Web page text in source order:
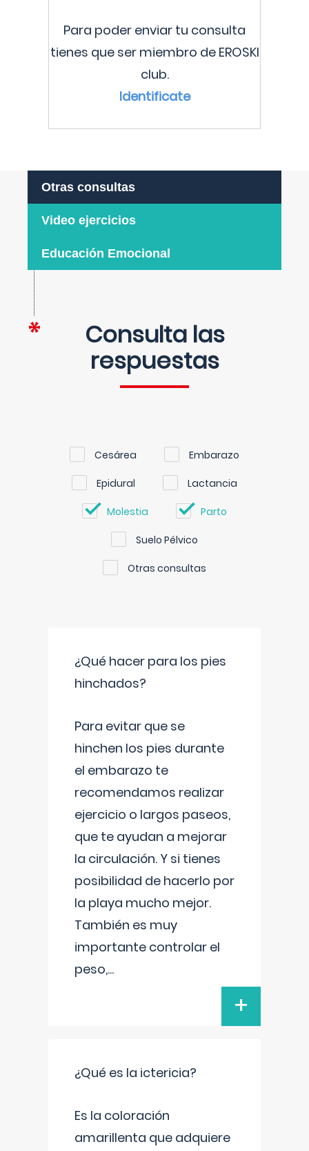
Para poder enviar tu consulta
tienes que ser miembro de EROSKI
club.
Identificate
Otras consultas
Video ejercicios
Educación Emocional
Consulta las
respuestas
Cesárea Embarazo
Epidural Lactancia
Molestia Parto
Suelo Pélvico
Otras consultas
¿Qué hacer para los pies
hinchados?
Para evitar que se
hinchen los pies durante
el embarazo te
recomendamos realizar
ejercicio o largos paseos,
que te ayudan a mejorar
la circulación. Y si tienes
posibilidad de hacerlo por
la playa mucho mejor.
También es muy
importante controlar el
peso,...
+
¿Qué es la ictericia?
Es la coloración
amarillenta que adquiere